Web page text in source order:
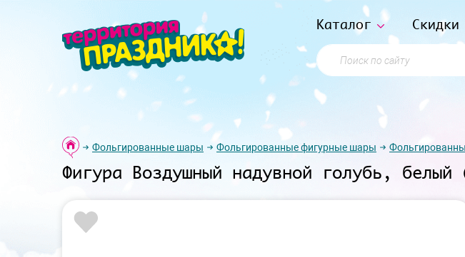
Каталог Скидки
Поиск по сайту
Фольгированные шары Фольгированные фигурные шары
Фигура Воздушный надувной голубь,